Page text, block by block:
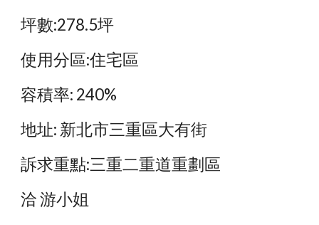
坪數:278.5坪
使用分區:住宅區
容積率: 240%
地址: 新北市三重區大有街
訴求重點:三重二重道重劃區
洽 游小姐